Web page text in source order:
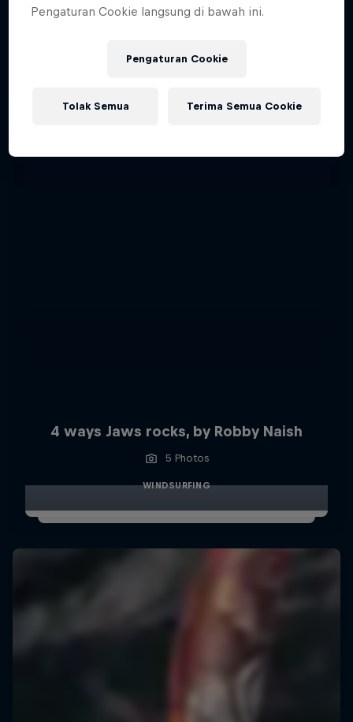
4 ways Jaws rocks, by Robby Naish
5 Photos
WINDSURFING
Pengaturan Cookie langsung di bawah ini.
Pengaturan Cookie
Tolak Semua Terima Semua Cookie